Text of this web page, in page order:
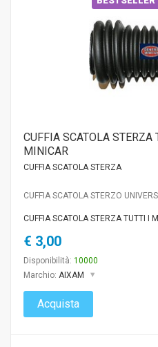
CUFFIA SCATOLA
MINICAR
CUFFIA SCATOLA STERZA
CUFFIA SCATOLA STERZO
CUFFIA SCATOLA STERZA TUTTI I
€ 3,00
Disponibilità: 10000
Marchio: AIXAM
Acquista